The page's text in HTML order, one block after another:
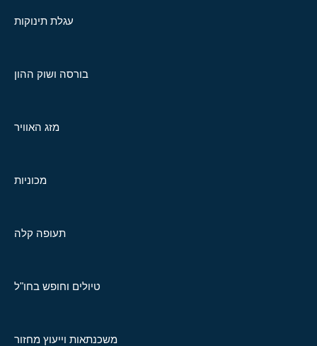
עגלת תינוקות
בורסה ושוק ההון
מזג האוויר
מכוניות
תעופה קלה
טיולים וחופש בחו"ל
משכנתאות וייעוץ מחזור